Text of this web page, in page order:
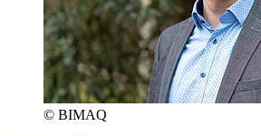
© BIMAQ